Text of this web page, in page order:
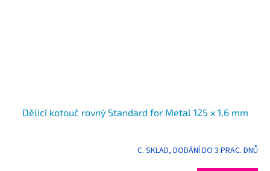
Dělicí kotouč rovný Standard for Metal 125 x 1,6 mm
C. SKLAD, DODÁNÍ DO 3 PRAC. DNŮ